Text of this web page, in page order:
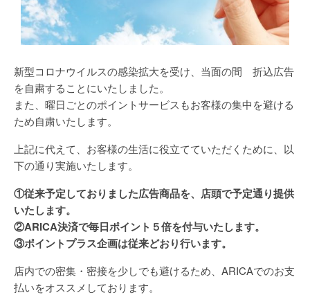
新型コロナウイルスの感染拡大を受け、当面の間 折込広告
を自粛することにいたしました。
また、曜日ごとのポイントサービスもお客様の集中を避ける
ため自粛いたします。
上記に代えて、お客様の生活に役立てていただくために、以
下の通り実施いたします。
①従来予定しておりました広告商品を、店頭で予定通り提供
いたします。
②ARICA決済で毎日ポイント５倍を付与いたします。
③ポイントプラス企画は従来どおり行います。
店内での密集・密接を少しでも避けるため、ARICAでのお支
払いをオススメしております。